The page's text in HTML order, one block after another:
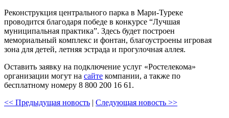
Реконструкция центрального парка в Мари-Туреке
проводится благодаря победе в конкурсе “Лучшая
муниципальная практика”. Здесь будет построен
мемориальный комплекс и фонтан, благоустроены игровая
зона для детей, летняя эстрада и прогулочная аллея.
Оставить заявку на подключение услуг «Ростелекома»
организации могут на сайте компании, а также по
бесплатному номеру 8 800 200 16 61.
<< Предыдущая новость | Следующая новость >>